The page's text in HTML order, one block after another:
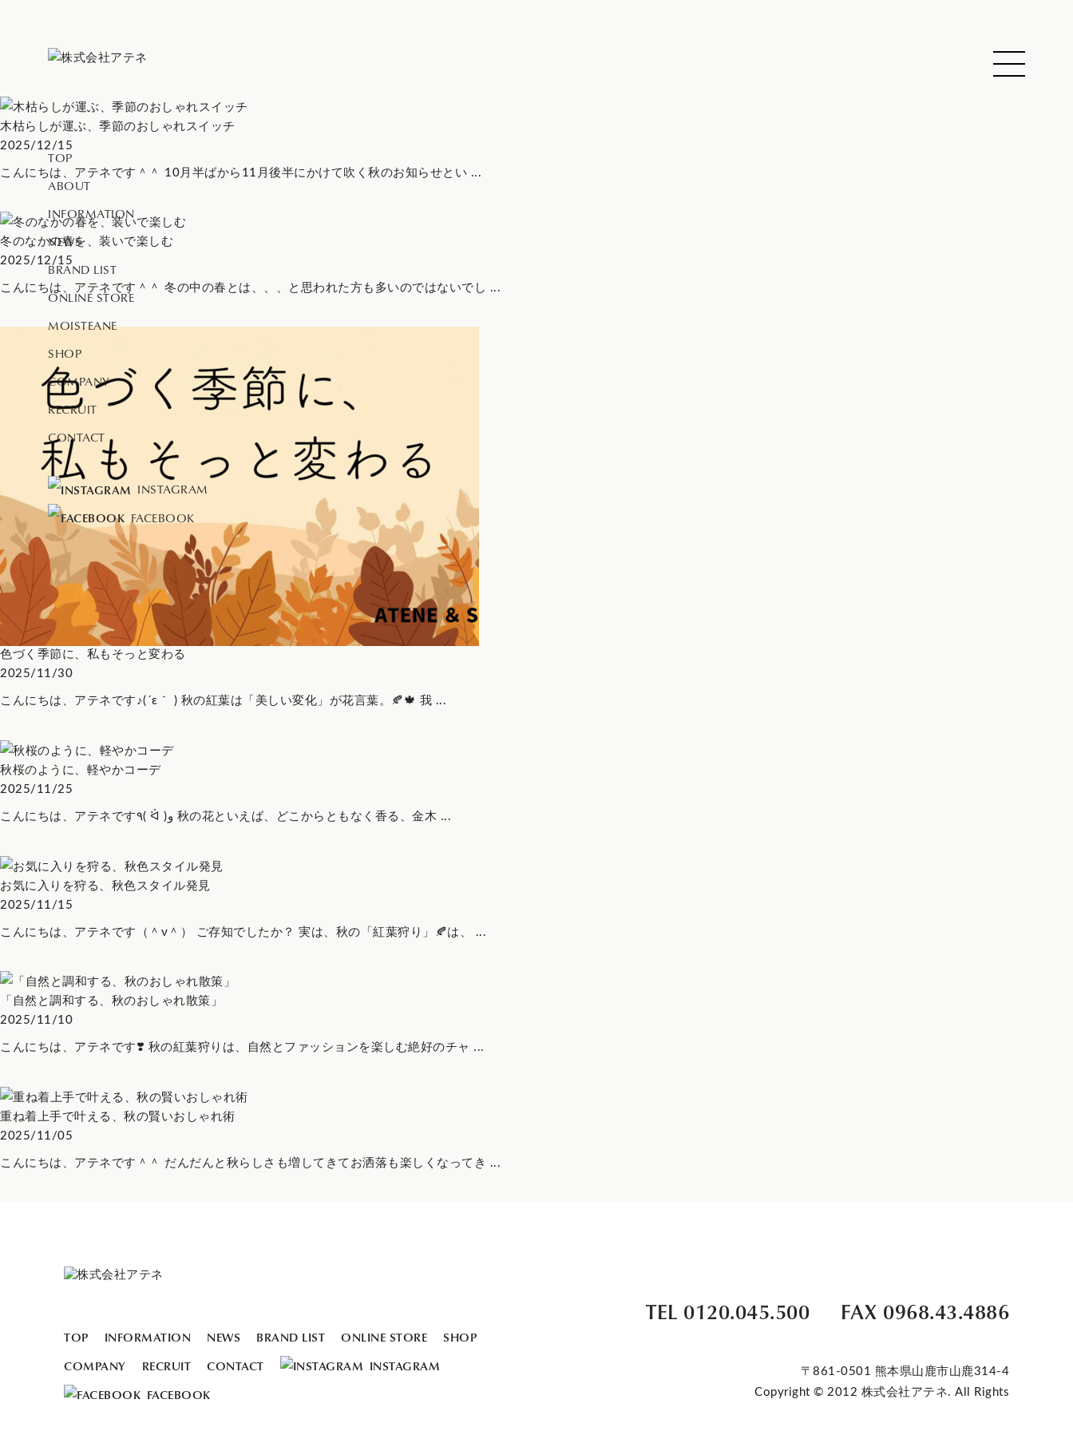
TOP
ABOUT
INFORMATION
NEWS
BRAND LIST
ONLINE STORE
MOISTEANE
SHOP
COMPANY
RECRUIT
CONTACT
INSTAGRAM
FACEBOOK
木枯らしが運ぶ、季節のおしゃれスイッチ
2025/12/15
こんにちは、アテネです＾＾ 10月半ばから11月後半にかけて吹く秋のお知らせとい ...
冬のなかの春を、装いで楽しむ
2025/12/15
こんにちは、アテネです＾＾ 冬の中の春とは、、、と思われた方も多いのではないでし ...
色づく季節に、私もそっと変わる
2025/11/30
こんにちは、アテネです♪(´ε｀ ) 秋の紅葉は「美しい変化」が花言葉。🍂🍁 我 ...
秋桜のように、軽やかコーデ
2025/11/25
こんにちは、アテネです٩( ᐛ )و 秋の花といえば、どこからともなく香る、金木 ...
お気に入りを狩る、秋色スタイル発見
2025/11/15
こんにちは、アテネです（＾ν＾） ご存知でしたか？ 実は、秋の「紅葉狩り」🍂は、 ...
「自然と調和する、秋のおしゃれ散策」
2025/11/10
こんにちは、アテネです❣️ 秋の紅葉狩りは、自然とファッションを楽しむ絶好のチャ ...
重ね着上手で叶える、秋の賢いおしゃれ術
2025/11/05
こんにちは、アテネです＾＾ だんだんと秋らしさも増してきてお洒落も楽しくなってき ...
TOP INFORMATION NEWS BRAND LIST ONLINE STORE
SHOP
COMPANY
RECRUIT CONTACT
INSTAGRAM
FACEBOOK
TEL 0120.045.500 FAX 0968.43.4886
〒861-0501 熊本県山鹿市山鹿314-4
Copyright © 2012 株式会社アテネ. All Rights